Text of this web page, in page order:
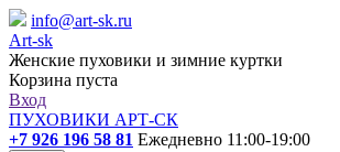
info@art-sk.ru
Art-sk
Женские пуховики и зимние куртки
Корзина пуста
Вход
ПУХОВИКИ АРТ-СК
+7 926 196 58 81 Ежедневно 11:00-19:00